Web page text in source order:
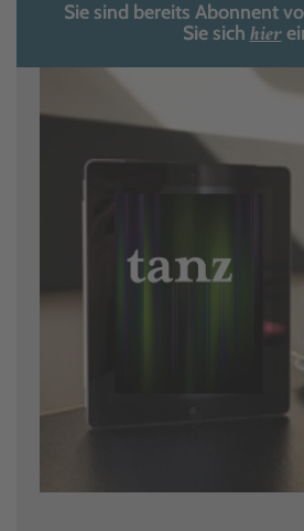
Sie sind bereits Abonnent
Sie sich hier